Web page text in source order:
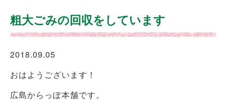
粗大ごみの回収をしています
2018.09.05
おはようございます！
広島からっぽ本舗です。